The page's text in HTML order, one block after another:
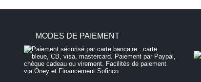
MODES DE PAIEMENT